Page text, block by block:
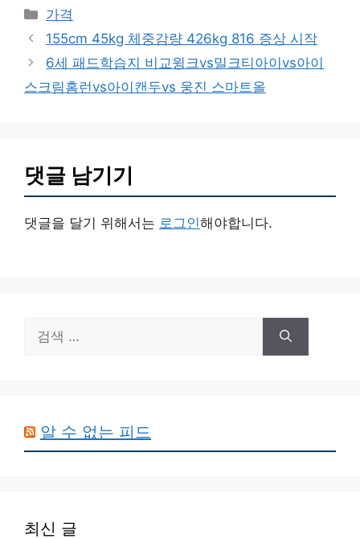
카
테
리
가격
155cm 45kg 체중감량 426kg 816 증상 시작
6세 패드학습지 비교윙크vs밀크티아이vs아이
스크림홈런vs아이캔두vs 웅진 스마트올
댓글 남기기
댓글을 달기 위해서는 로그인해야합니다.
색:
알 수 없는 피드
최신 글